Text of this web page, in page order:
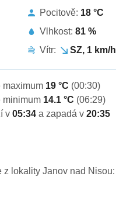
Pocitově: 18 °C
Vlhkost: 81 %
Vítr:
SZ, 1 km/h
maximum 19 °C (00:30)
minimum 14.1 °C (06:29)
v 05:34 a zapadá v 20:35
z lokality Janov nad Nisou: